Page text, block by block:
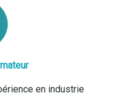
en industrie